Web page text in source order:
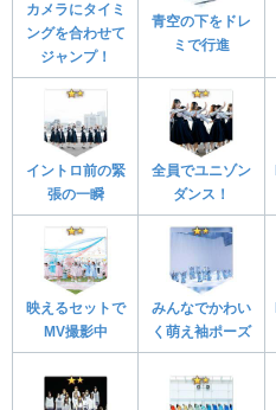
カメラにタイミ
ングを合わせて
ジャンプ！
青空の下をドレ
ミで行進
イントロ前の緊
張の一瞬
全員でユニゾン
ダンス！
映えるセットで
MV撮影中
みんなでかわい
く萌え袖ポーズ